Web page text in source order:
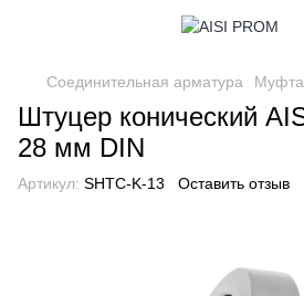
Соединительная арматура
Штуцер конический
28 мм DIN
Артикул: SHTС-K-13 Оставить отзыв